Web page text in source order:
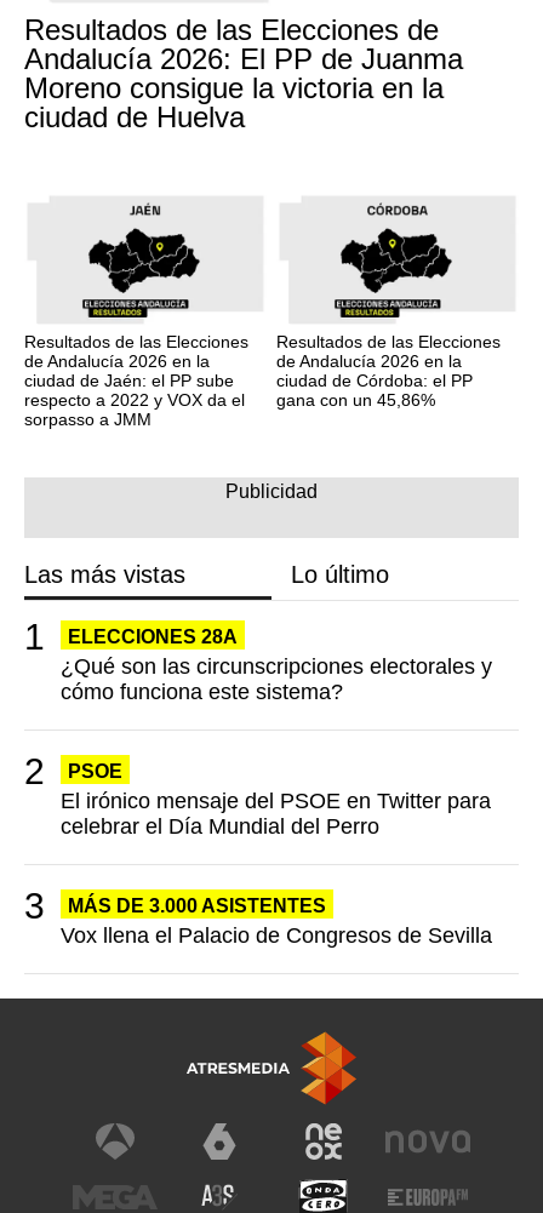
Resultados de las Elecciones de
Andalucía 2026: El PP de Juanma
Moreno consigue la victoria en la
ciudad de Huelva
Resultados de las Elecciones
de Andalucía 2026 en la
ciudad de Jaén: el PP sube
respecto a 2022 y VOX da el
sorpasso a JMM
Resultados de las Elecciones
de Andalucía 2026 en la
ciudad de Córdoba: el PP
gana con un 45,86%
Las más vistas Lo último
ELECCIONES 28A
¿Qué son las circunscripciones electorales y
cómo funciona este sistema?
PSOE
El irónico mensaje del PSOE en Twitter para
celebrar el Día Mundial del Perro
MÁS DE 3.000 ASISTENTES
Vox llena el Palacio de Congresos de Sevilla